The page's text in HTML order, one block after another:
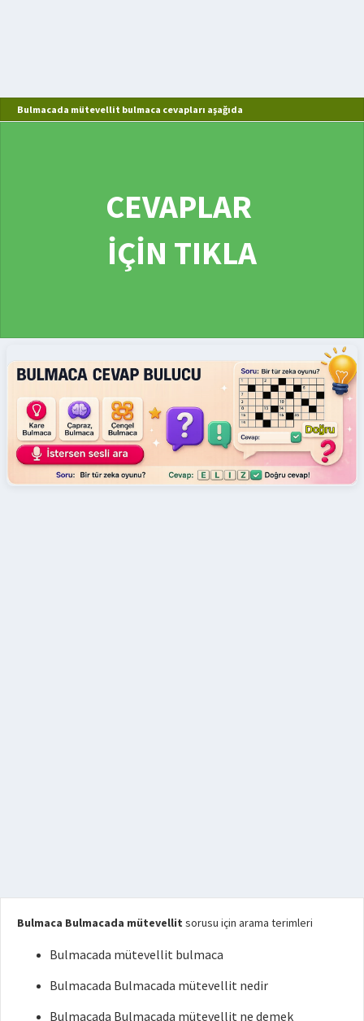
Bulmacada mütevellit bulmaca cevapları aşağıda
CEVAPLAR
İÇİN TIKLA
Bulmaca Bulmacada mütevellit sorusu için arama terimleri
Bulmacada mütevellit bulmaca
Bulmacada Bulmacada mütevellit nedir
Bulmacada Bulmacada mütevellit ne demek